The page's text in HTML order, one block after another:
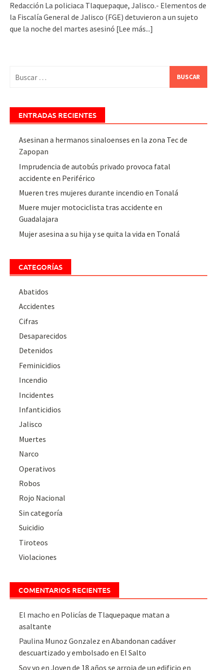
Redacción La policiaca Tlaquepaque, Jalisco.- Elementos de
la Fiscalía General de Jalisco (FGE) detuvieron a un sujeto
que la noche del martes asesinó [Lee más...]
ENTRADAS RECIENTES
Asesinan a hermanos sinaloenses en la zona Tec de
Zapopan
Imprudencia de autobús privado provoca fatal
accidente en Periférico
Mueren tres mujeres durante incendio en Tonalá
Muere mujer motociclista tras accidente en
Guadalajara
Mujer asesina a su hija y se quita la vida en Tonalá
CATEGORÍAS
Abatidos
Accidentes
Cifras
Desaparecidos
Detenidos
Feminicidios
Incendio
Incidentes
Infanticidios
Jalisco
Muertes
Narco
Operativos
Robos
Rojo Nacional
Sin categoría
Suicidio
Tiroteos
Violaciones
COMENTARIOS RECIENTES
El macho en Policías de Tlaquepaque matan a
asaltante
Paulina Munoz Gonzalez enAbandonan cadáver
descuartizado y embolsado en El Salto
Soy yo enJoven de 18 años se arroja de un edificio en